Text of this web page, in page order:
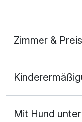
Zimmer &
2 Erwachsene
Mit Hund